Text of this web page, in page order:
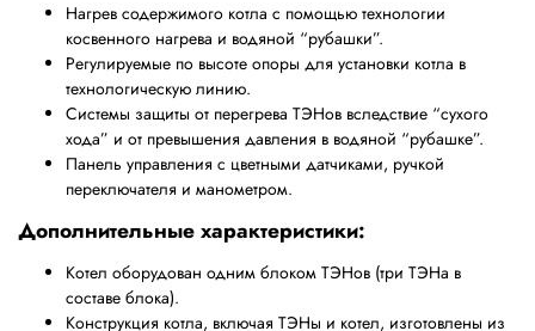
Нагрев содержимого котла с помощью технологии
косвенного нагрева и водяной “рубашки”.
Регулируемые по высоте опоры для установки котла в
технологическую линию.
Системы защиты от перегрева ТЭНов вследствие “сухого
хода” и от превышения давления в водяной “рубашке”.
Панель управления с цветными датчиками, ручкой
переключателя и манометром.
Дополнительные характеристики:
Котел оборудован одним блоком ТЭНов (три ТЭНа в
составе блока).
Конструкция котла, включая ТЭНы и котел, изготовлены из